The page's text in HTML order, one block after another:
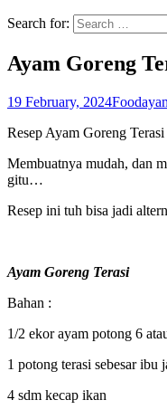
Search for:
Ayam Goreng
19 February, 2024Food
Resep Ayam Goreng
Membuatnya mudah, dan
gitu…
Resep ini tuh bisa jadi
Ayam Goreng Terasi
Bahan :
1/2 ekor ayam potong 6
1 potong terasi sebesar ibu
4 sdm kecap ikan